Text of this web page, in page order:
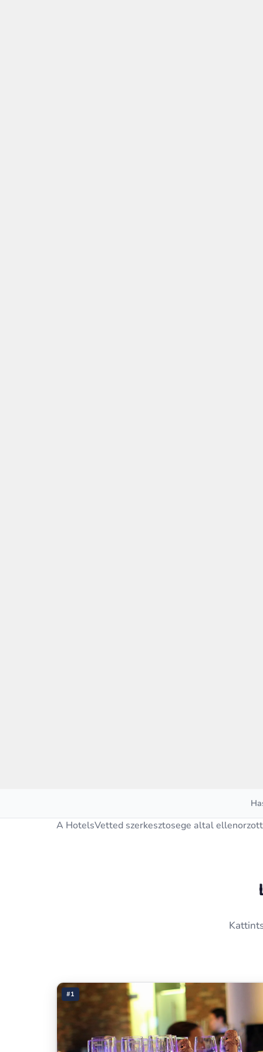
A HotelsVetted szerkesztosege altal ellenorzott
#1